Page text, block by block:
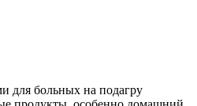
для больных на подагру